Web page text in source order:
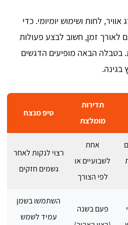
לחות ושימוש יומיומי. כדי
לאורך זמן, חשוב לבצע פעולות
בטבלה הבאה מופיעים הדגשים
בגינה.
תדירות
מומלצת
טיפ מנצח
אחת
לשבועיים או
לפי הצורך
רצוי לנקות לאחר
גשמים חזקים
פעם בשנה
השתמשו בשמן
עמיד לשמש